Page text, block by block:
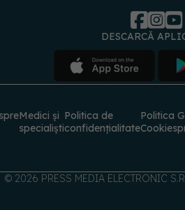
DESCARCĂ
Medici și
specialiști
Politica de
confidențialitate
Politica
Cookies
© 2026 PRESS MEDIA ELECTRONIC